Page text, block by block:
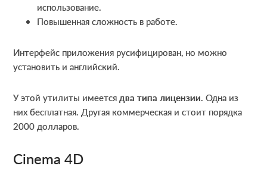
использование.
Повышенная сложность в работе.
Интерфейс приложения русифицирован, но можно
установить и английский.
У этой утилиты имеетсядва типа лицензии. Одна из
них бесплатная. Другая коммерческая и стоит порядка
2000 долларов.
Cinema 4D